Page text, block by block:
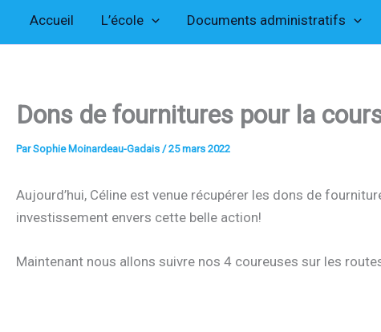
Accueil L’école Documents administratifs
Dons de fournitures pour la
ParSophie Moinardeau-Gadais /25 mars 2022
Aujourd’hui, Céline est venue récupérer les dons de
investissement envers cette belle action!
Maintenant nous allons suivre nos 4 coureuses sur les